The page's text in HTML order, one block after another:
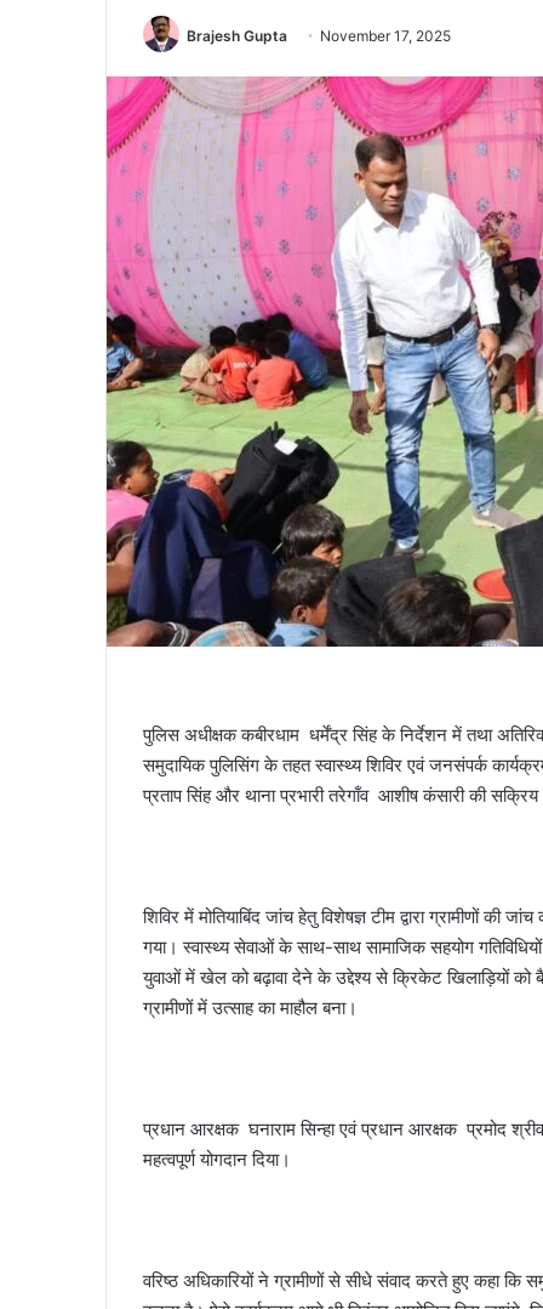
Brajesh Gupta November 17, 2025
पुलिस अधीक्षक कबीरधाम धर्मेंद्र सिंह के निर्देशन में तथा
समुदायिक पुलिसिंग के तहत स्वास्थ्य शिविर एवं जनसंपर्क
प्रताप सिंह और थाना प्रभारी तरेगाँव आशीष कंसारी की सक्रिय
शिविर में मोतियाबिंद जांच हेतु विशेषज्ञ टीम द्वारा ग्रामीणों
गया। स्वास्थ्य सेवाओं के साथ-साथ सामाजिक सहयोग
युवाओं में खेल को बढ़ावा देने के उद्देश्य से क्रिकेट खिलाड़ियों
ग्रामीणों में उत्साह का माहौल बना।
प्रधान आरक्षक घनाराम सिन्हा एवं प्रधान आरक्षक प्रमोद
महत्वपूर्ण योगदान दिया।
वरिष्ठ अधिकारियों ने ग्रामीणों से सीधे संवाद करते हुए कहा